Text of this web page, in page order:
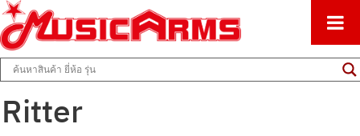
Music Arms
ศูนย์รวมครื่องดนตรีทุกชนิด ตั้งแต่เริ่มต้นถึงมืออาชีพ
Ritter